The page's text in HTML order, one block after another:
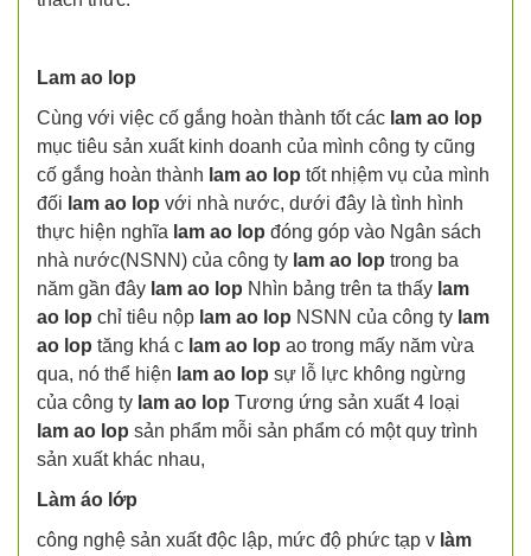
Lam ao lop
Cùng với việc cố gắng hoàn thành tốt các lam ao lop
mục tiêu sản xuất kinh doanh của mình công ty cũng
cố gắng hoàn thành lam ao lop tốt nhịệm vụ của mình
đối lam ao lop với nhà nước, dưới đây là tình hình
thực hiện nghĩa lam ao lop đóng góp vào Ngân sách
nhà nước(NSNN) của công ty lam ao lop trong ba
năm gần đây lam ao lop Nhìn bảng trên ta thấy lam
ao lop chỉ tiêu nộp lam ao lop NSNN của công ty lam
ao lop tăng khá c lam ao lop ao trong mấy năm vừa
qua, nó thể hiện lam ao lop sự lỗ lực không ngừng
của công ty lam ao lop Tương ứng sản xuất 4 loại
lam ao lop sản phẩm mỗi sản phẩm có một quy trình
sản xuất khác nhau,
Làm áo lớp
công nghệ sản xuất độc lập, mức độ phức tạp v làm